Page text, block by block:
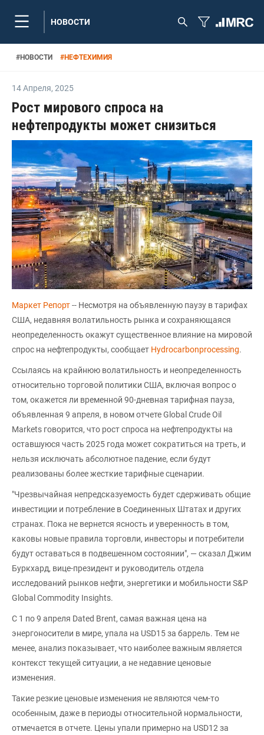
НОВОСТИ
#НОВОСТИ #НЕФТЕХИМИЯ
14 Апреля, 2025
Рост мирового спроса на
нефтепродукты может снизиться
Маркет Репорт-- Несмотря на объявленную паузу в тарифах
США, недавняя волатильность рынка и сохраняющаяся
неопределенность окажут существенное влияние на мировой
спрос на нефтепродукты, сообщает Hydrocarbonprocessing.
Ссылаясь на крайнюю волатильность и неопределенность
относительно торговой политики США, включая вопрос о
том, окажется ли временной 90-дневная тарифная пауза,
объявленная 9 апреля, в новом отчете Global Crude Oil
Markets говорится, что рост спроса на нефтепродукты на
оставшуюся часть 2025 года может сократиться на треть, и
нельзя исключать абсолютное падение, если будут
реализованы более жесткие тарифные сценарии.
"Чрезвычайная непредсказуемость будет сдерживать общие
инвестиции и потребление в Соединенных Штатах и других
странах. Пока не вернется ясность и уверенность в том,
каковы новые правила торговли, инвесторы и потребители
будут оставаться в подвешенном состоянии", — сказал Джим
Буркхард, вице-президент и руководитель отдела
исследований рынков нефти, энергетики и мобильности S&P
Global Commodity Insights.
С 1 по 9 апреля Dated Brent, самая важная цена на
энергоносители в мире, упала на USD15 за баррель. Тем не
менее, анализ показывает, что наиболее важным является
контекст текущей ситуации, а не недавние ценовые
изменения.
Такие резкие ценовые изменения не являются чем-то
особенным, даже в периоды относительной нормальности,
отмечается в отчете. Цены упали примерно на USD12 за